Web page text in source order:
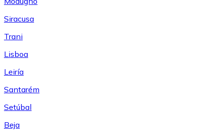
Siracusa
Trani
Lisboa
Leiría
Santarém
Setúbal
Beja